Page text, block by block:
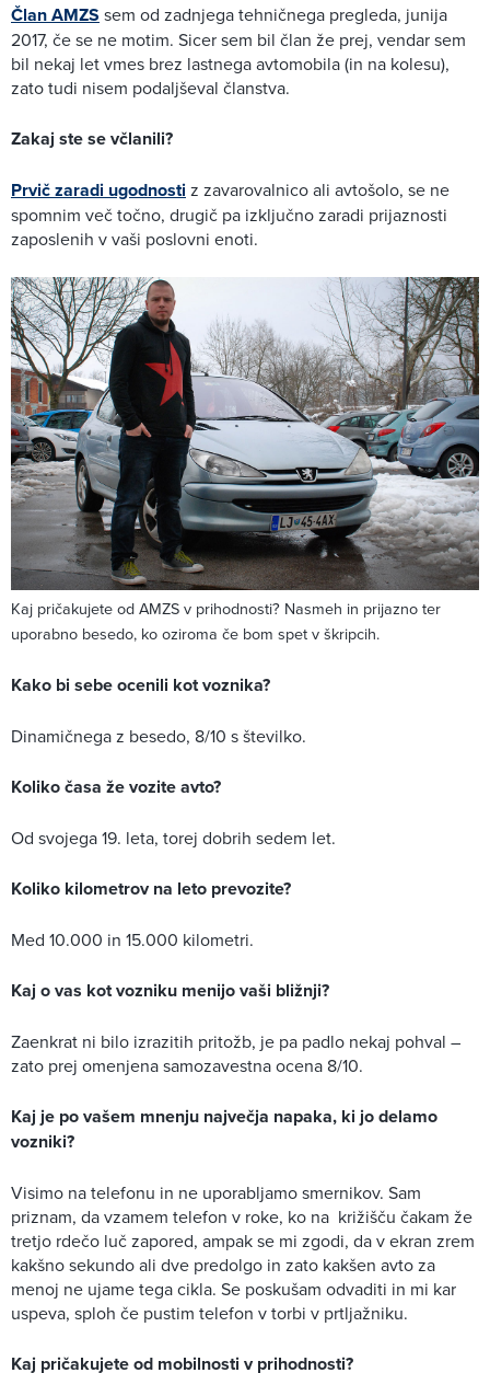
Član AMZS sem od zadnjega tehničnega pregleda, junija
2017, če se ne motim. Sicer sem bil član že prej, vendar sem
bil nekaj let vmes brez lastnega avtomobila (in na kolesu),
zato tudi nisem podaljševal članstva.
Zakaj ste se včlanili?
Prvič zaradi ugodnostiz zavarovalnico ali avtošolo, se ne
spomnim več točno, drugič pa izključno zaradi prijaznosti
zaposlenih v vaši poslovni enoti.
Kaj pričakujete od AMZS v prihodnosti? Nasmeh in prijazno ter
uporabno besedo, ko oziroma če bom spet v škripcih.
Kako bi sebe ocenili kot voznika?
Dinamičnega z besedo, 8/10 s številko.
Koliko časa že vozite avto?
Od svojega 19. leta, torej dobrih sedem let.
Koliko kilometrov na leto prevozite?
Med 10.000 in 15.000 kilometri.
Kaj o vas kot vozniku menijo vaši bližnji?
Zaenkrat ni bilo izrazitih pritožb, je pa padlo nekaj pohval –
zato prej omenjena samozavestna ocena 8/10.
Kaj je po vašem mnenju največja napaka, ki jo delamo
vozniki?
Visimo na telefonu in ne uporabljamo smernikov. Sam
priznam, da vzamem telefon v roke, ko na križišču čakam že
tret­jo rdečo luč zapored, ampak se mi zgodi, da v ekran zrem
kakšno sekundo ali dve predolgo in zato kakšen avto za
menoj ne ujame tega cikla. Se poskušam odvaditi in mi kar
uspeva, sploh če pustim telefon v torbi v prtljažniku.
Kaj pričakujete od mobilnosti v prihodnosti?